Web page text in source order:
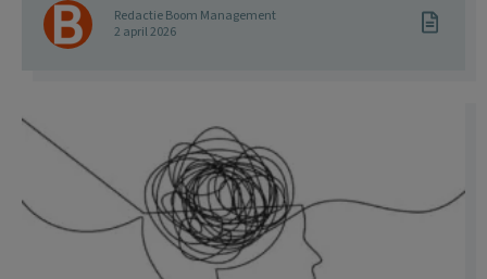
Redactie Boom Management
2 april 2026